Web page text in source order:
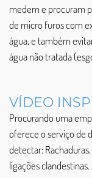
medem e procuram
de micro furos com
água, e também
água não tratada
VÍDEO
Procurando uma
oferece o serviço de
detectar:
ligações